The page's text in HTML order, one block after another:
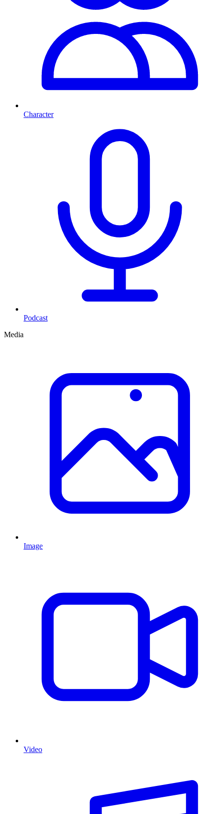
Character
Podcast
Media
Image
Video